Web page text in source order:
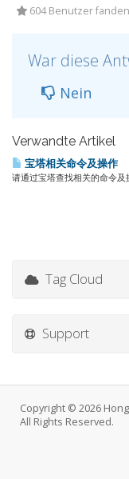
604 Benutzer
War diese
Nein
Verwandte Artikel
宝塔相关命令及操作
请通过宝塔查找相关的命令
Tag Cloud
Support
Copyright © 2026
All Rights Reserved.